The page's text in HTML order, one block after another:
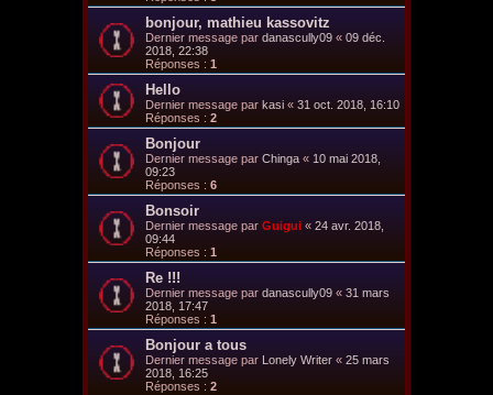
bonjour, mathieu kassovitz
Dernier message par danascully09 « 09 déc.
2018, 22:38
Réponses : 1
Hello
Dernier message par kasi « 31 oct. 2018, 16:10
Réponses : 2
Bonjour
Dernier message par Chinga « 10 mai 2018,
09:23
Réponses : 6
Bonsoir
Dernier message par Guigui « 24 avr. 2018,
09:44
Réponses : 1
Re !!!
Dernier message par danascully09 « 31 mars
2018, 17:47
Réponses : 1
Bonjour a tous
Dernier message par Lonely Writer « 25 mars
2018, 16:25
Réponses : 2